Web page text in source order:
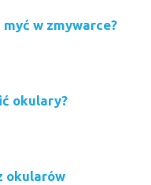
w zmywarce?
okulary?
okularów